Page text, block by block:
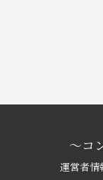
〜コ
運営者情